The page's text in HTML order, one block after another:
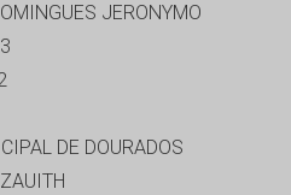
JERONYMO
DE DOURADOS